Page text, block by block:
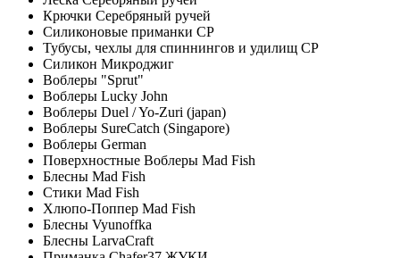
Крючки Серебряный ручей
Силиконовые приманки СР
Тубусы, чехлы для спиннингов и удилищ СР
Силикон Микроджиг
Воблеры "Sprut"
Воблеры Lucky John
Воблеры Duel / Yo-Zuri (japan)
Воблеры SureCatch (Singapore)
Воблеры German
Поверхностные Воблеры Mad Fish
Блесны Mad Fish
Стики Mad Fish
Хлюпо-Поппер Mad Fish
Блесны Vyunoffka
Блесны LarvaCraft